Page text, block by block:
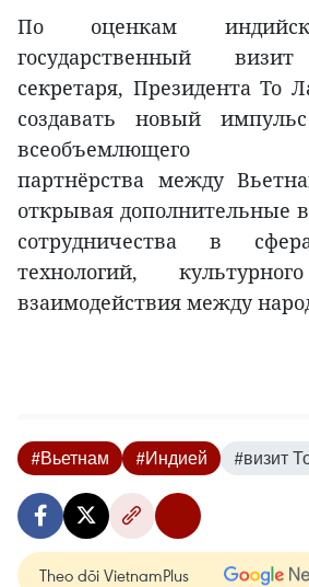
По оценкам
государственный визит
секретаря, Президента То
создавать новый
всеобъемлющего
партнёрства между
открывая дополнительные
сотрудничества в
технологий,
взаимодействия между
#Вьетнам #Индией #визит
Theo dõi VietnamPlus